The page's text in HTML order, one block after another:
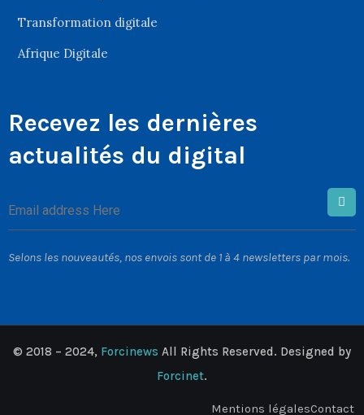
Transformation digitale
Afrique Digitale
Recevez les dernières
actualités du digital
Selons les nouveautés, nos envois sont de 1 à 4 newsletters par mois.
© 2018 – 2024, Forcinews All Rights Reserved. Designed by
Forcinet.
Mentions légalesContact